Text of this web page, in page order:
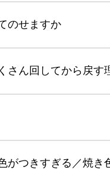
のせますか
さん回してから戻す
がつきすぎる／焼き